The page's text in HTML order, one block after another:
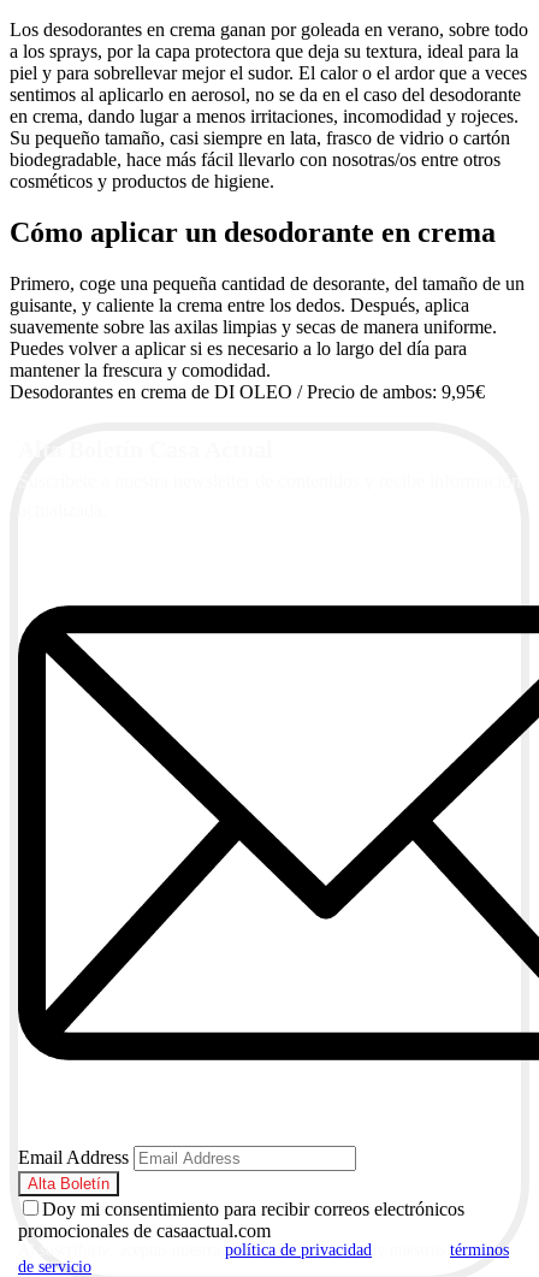
Los desodorantes en crema ganan por goleada en verano, sobre todo
a los sprays, por la capa protectora que deja su textura, ideal para la
piel y para sobrellevar mejor el sudor. El calor o el ardor que a veces
sentimos al aplicarlo en aerosol, no se da en el caso del desodorante
en crema, dando lugar a menos irritaciones, incomodidad y rojeces.
Su pequeño tamaño, casi siempre en lata, frasco de vidrio o cartón
biodegradable, hace más fácil llevarlo con nosotras/os entre otros
cosméticos y productos de higiene.
Cómo aplicar un desodorante en crema
Primero, coge una pequeña cantidad de desorante, del tamaño de un
guisante, y caliente la crema entre los dedos. Después, aplica
suavemente sobre las axilas limpias y secas de manera uniforme.
Puedes volver a aplicar si es necesario a lo largo del día para
mantener la frescura y comodidad.
Desodorantes en crema de DI OLEO / Precio de ambos: 9,95€
Email Address
Doy mi consentimiento para recibir correos electrónicos
promocionales de casaactual.com
política de privacidad
términos
de servicio